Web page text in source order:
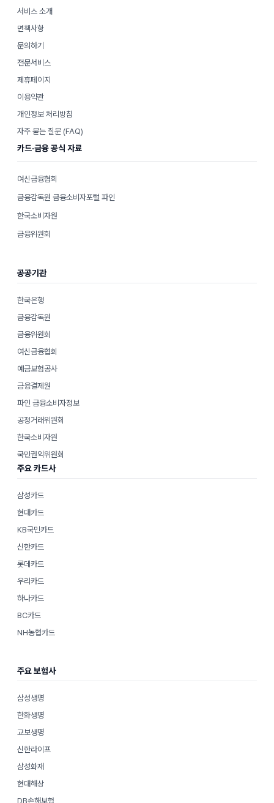
서비스 소개
면책사항
문의하기
전문서비스
제휴페이지
이용약관
개인정보 처리방침
자주 묻는 질문 (FAQ)
카드·금융 공식 자료
여신금융협회
금융감독원 금융소비자포털 파인
한국소비자원
금융위원회
공공기관
한국은행
금융감독원
금융위원회
여신금융협회
예금보험공사
금융결제원
파인 금융소비자정보
공정거래위원회
한국소비자원
국민권익위원회
주요 카드사
삼성카드
현대카드
KB국민카드
신한카드
롯데카드
우리카드
하나카드
BC카드
NH농협카드
주요 보험사
삼성생명
한화생명
교보생명
신한라이프
삼성화재
현대해상
DB손해보험